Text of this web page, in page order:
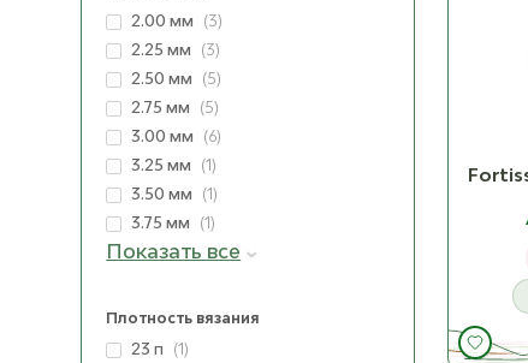
2.00 мм
(3)
2.25 мм
(3)
2.50 мм
(5)
2.75 мм
(5)
3.00 мм
(6)
3.25 мм
(1)
3.50 мм
(1)
3.75 мм
(1)
Показать все
Плотность вязания
23 п
(1)